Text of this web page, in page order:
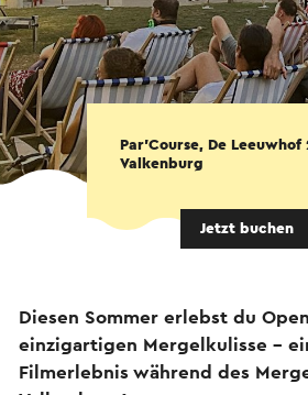
Par'Course, De Leeuwhof
Valkenburg
Jetzt buchen
Diesen Sommer erlebst du
einzigartigen Mergelkulisse –
Filmerlebnis während des